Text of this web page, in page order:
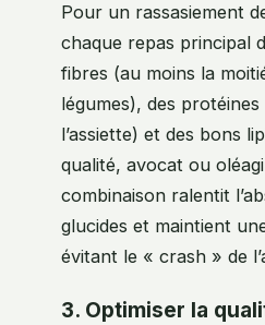
Pour un rassasiement
chaque repas principal
fibres (au moins la
légumes), des
l’assiette) et des bons
qualité, avocat ou
combinaison ralentit
glucides et maintient
évitant le « crash » de
3. Optimiser la